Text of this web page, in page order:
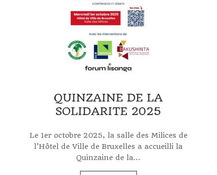
QUINZAINE DE LA
SOLIDARITE 2025
Le 1er octobre 2025, la salle des Milices de
l’Hôtel de Ville de Bruxelles a accueilli la
Quinzaine de la...